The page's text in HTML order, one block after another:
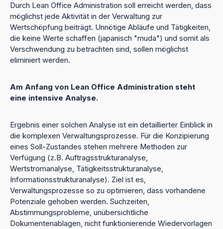
Durch Lean Office Administration soll erreicht werden, dass
möglichst jede Aktivität in der Verwaltung zur
Wertschöpfung beiträgt. Unnötige Abläufe und Tätigkeiten,
die keine Werte schaffen (japanisch "muda") und somit als
Verschwendung zu betrachten sind, sollen möglichst
eliminiert werden.
Am Anfang von Lean Office Administration steht
eine intensive Analyse.
Ergebnis einer solchen Analyse ist ein detaillierter Einblick in
die komplexen Verwaltungsprozesse. Für die Konzipierung
eines Soll-Zustandes stehen mehrere Methoden zur
Verfügung (z.B. Auftragsstrukturanalyse,
Wertstromanalyse, Tätigkeitsstrukturanalyse,
Informationsstrukturanalyse). Ziel ist es,
Verwaltungsprozesse so zu optimieren, dass vorhandene
Potenziale gehoben werden. Suchzeiten,
Abstimmungsprobleme, unübersichtliche
Dokumentenablagen, nicht funktionierende Wiedervorlagen